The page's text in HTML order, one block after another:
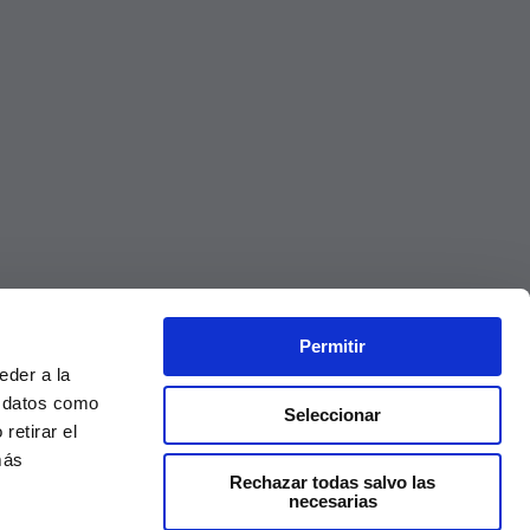
a la
como
retirar el
Permitir
Seleccionar
Rechazar todas salvo las
necesarias